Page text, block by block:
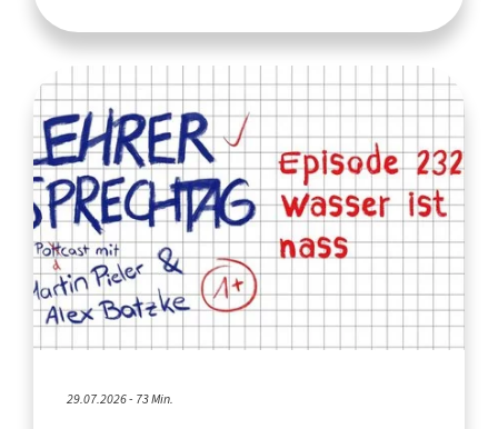
29.07.2026 - 73 Min.